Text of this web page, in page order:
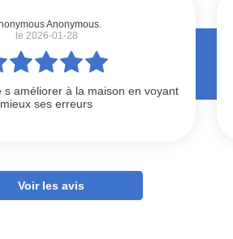
Anonymous.
le 2026-01-28
s améliorer à la maison en voyant
mieux ses erreurs
Voir les avis